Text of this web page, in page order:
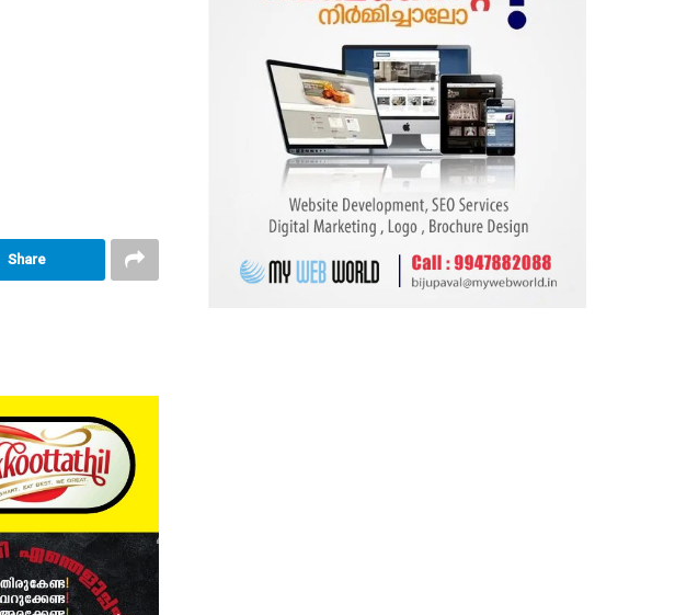
Share